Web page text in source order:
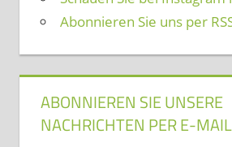
Abonnieren Sie uns per
ABONNIEREN SIE UNSERE
NACHRICHTEN PER E-MAIL